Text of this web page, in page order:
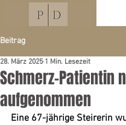
Beitrag
Schmerz-Patientin
aufgenommen
28. März 2025 1 Min. Lesezeit
Eine 67-jährige Steirerin